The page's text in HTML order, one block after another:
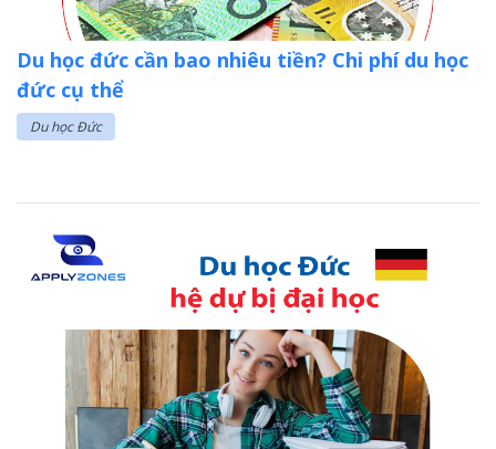
Du học đức cần bao nhiêu tiền? Chi phí du học
đức cụ thể
Du học Đức